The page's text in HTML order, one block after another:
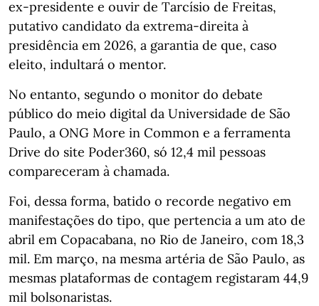
ex-presidente e ouvir de Tarcísio de Freitas,
putativo candidato da extrema-direita à
presidência em 2026, a garantia de que, caso
eleito, indultará o mentor.
No entanto, segundo o monitor do debate
público do meio digital da Universidade de São
Paulo, a ONG More in Common e a ferramenta
Drive do site Poder360, só 12,4 mil pessoas
compareceram à chamada.
Foi, dessa forma, batido o recorde negativo em
manifestações do tipo, que pertencia a um ato de
abril em Copacabana, no Rio de Janeiro, com 18,3
mil. Em março, na mesma artéria de São Paulo, as
mesmas plataformas de contagem registaram 44,9
mil bolsonaristas.